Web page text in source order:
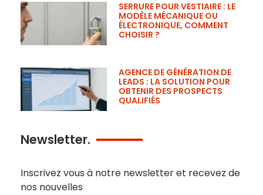
SERRURE POUR VESTIAIRE : LE
MODÈLE MÉCANIQUE OU
ÉLECTRONIQUE, COMMENT
CHOISIR ?
AGENCE DE GÉNÉRATION DE
LEADS : LA SOLUTION POUR
OBTENIR DES PROSPECTS
QUALIFIÉS
Newsletter.
Inscrivez vous à notre newsletter et recevez de
nos nouvelles